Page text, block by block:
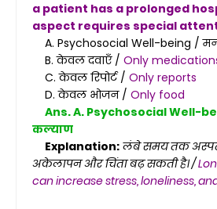
a patient has a prolonged
aspect requires special
A. Psychosocial Well-being /
B. केवल दवाएँ / Only
C. केवल रिपोर्ट / Only reports
D. केवल भोजन / Only food
Ans. A. Psychosocial Well-
कल्याण
Explanation: लंबे समय तक
अकेलापन और चिंता बढ़ सकती है। /
can increase stress, loneliness,